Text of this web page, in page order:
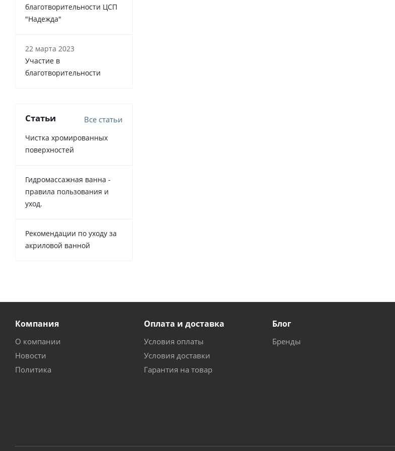
благотворительности ЦСП
"Надежда"
22 марта 2023
Участие в
благотворительности
Статьи Все статьи
Чистка хромированных
поверхностей
Гидромассажная ванна -
правила пользования и
уход.
Рекомендации по уходу за
акриловой ванной
Компания
О компании
Новости
Политика
Оплата и доставка
Условия оплаты
Условия доставки
Гарантия на товар
Блог
Бренды